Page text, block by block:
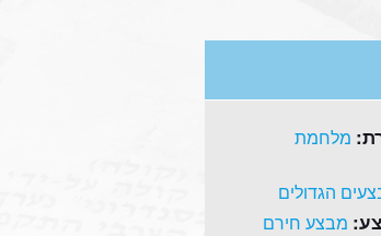
מלחמת
הגדולים
מבצע חירם